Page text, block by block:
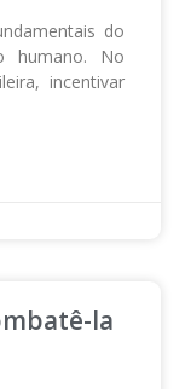
do
humano. No
incentivar
la